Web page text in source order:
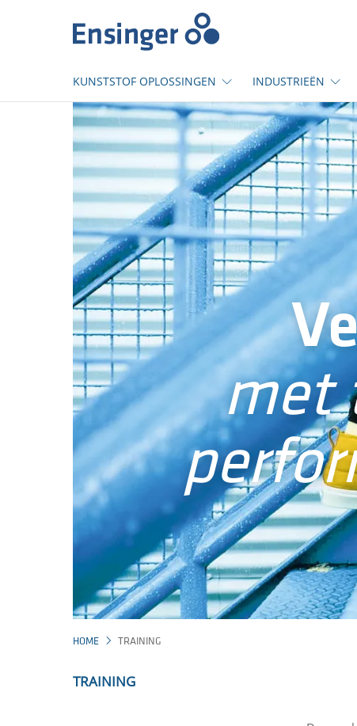
Startpagina
KUNSTSTOF OPLOSSINGEN INDUSTRIEËN
met
HOME TRAINING
TRAINING